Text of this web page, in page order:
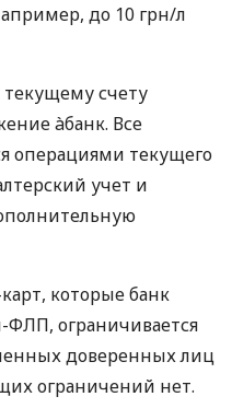
до 10 грн/л
текущему счету
àбанк. Все
операциями текущего
учет и
которые банк
ограничивается
доверенных лиц
ограничений нет.